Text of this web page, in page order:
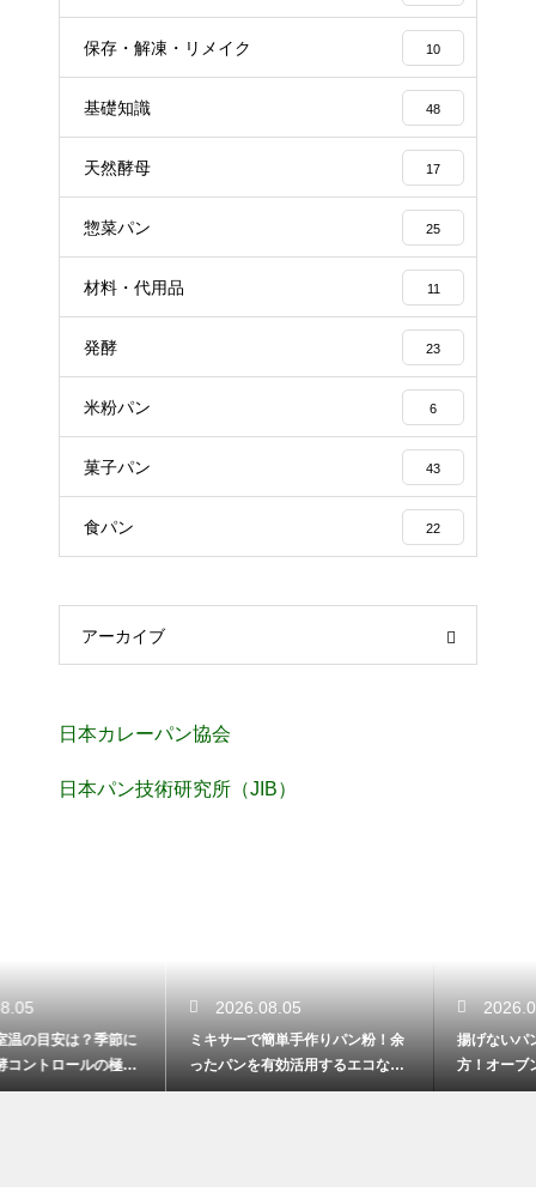
保存・解凍・リメイク 10
基礎知識 48
天然酵母 17
惣菜パン 25
材料・代用品 11
発酵 23
米粉パン 6
菓子パン 43
食パン 22
アーカイブ
日本カレーパン協会
日本パン技術研究所（JIB）
ミキサーで簡単手作りパン粉！余
ったパンを有効活用するエコな裏
技
揚げないパン耳かりんとうの作り
方！オーブンでサクサクのヘルシ
ー